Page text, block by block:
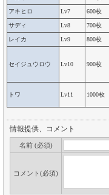
アキヒロ Lv7 600枚
サディ Lv8 700枚
レイカ Lv9 800枚
セイジュウロウ Lv10 900枚
トワ Lv11 1000枚
情報提供、コメント
名前 (必須)
コメント(必須)